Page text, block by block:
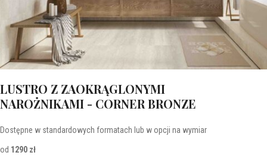
LUSTRO Z ZAOKRĄGLONYMI
NAROŻNIKAMI - CORNER BRONZE
Dostępne w standardowych formatach lub w opcji na wymiar
od 1290 zł